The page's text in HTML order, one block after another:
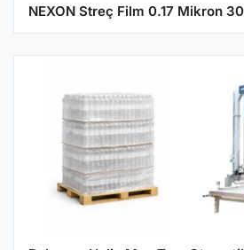
NEXON Streç Film 0.17 Mikron